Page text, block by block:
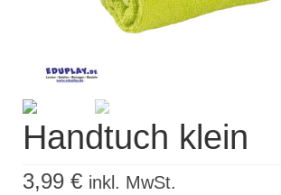
Products
Handtuch klein
3,99 € inkl. MwSt.